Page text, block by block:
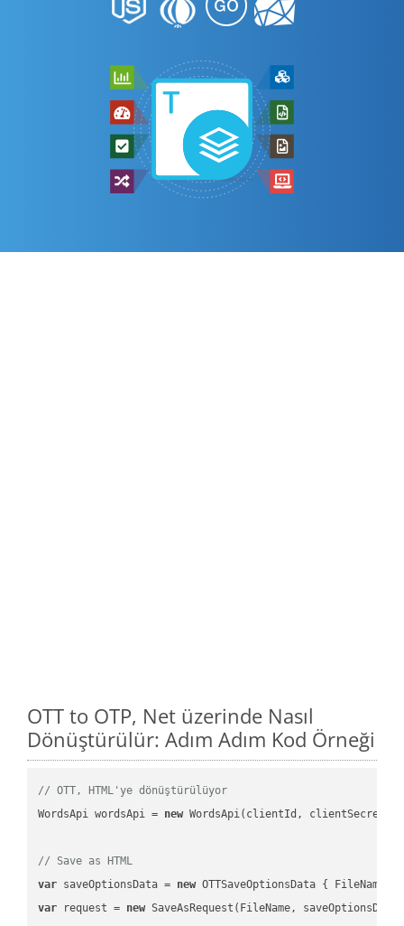
OTT to OTP, Net üzerinde Nasıl
Dönüştürülür: Adım Adım Kod Örneği
// OTT, HTML'ye dönüştürülüyor
WordsApi wordsApi = new WordsApi(clientId, clientSecret);
// Save as HTML
var saveOptionsData = new OTTSaveOptionsData { FileName =
var request = new SaveAsRequest(FileName,